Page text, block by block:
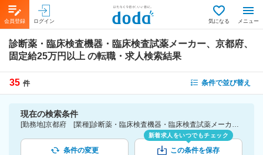
会員登録 ログイン 気になる メニュー
診断薬・臨床検査機器・臨床検査試薬メーカー、京都府、
固定給25万円以上 の転職・求人検索結果
35 件 条件で並び替え
現在の検索条件
[勤務地]京都府 [業種]診断薬・臨床検査機器・臨床検査試薬メーカー-医薬品・医療機器・ライフサイエンス・医療系サービス [詳細条件](待遇・福利厚生)固定給25万円以上
条件の変更
新着求人をいつでもチェック
この条件を保存